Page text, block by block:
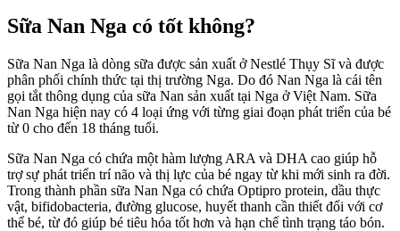
Giới
thiệu
Nan
Nga
và
Việt
Sữa Nan Nga có tốt không?
Sữa Nan Nga là dòng sữa được sản xuất ở Nestlé Thụy Sĩ và được
phân phối chính thức tại thị trường Nga. Do đó Nan Nga là cái tên
gọi tắt thông dụng của sữa Nan sản xuất tại Nga ở Việt Nam. Sữa
Nan Nga hiện nay có 4 loại ứng với từng giai đoạn phát triển của bé
từ 0 cho đến 18 tháng tuổi.
Sữa Nan Nga có chứa một hàm lượng ARA và DHA cao giúp hỗ
trợ sự phát triển trí não và thị lực của bé ngay từ khi mới sinh ra đời.
Trong thành phần sữa Nan Nga có chứa Optipro protein, dầu thực
vật, bifidobacteria, đường glucose, huyết thanh cần thiết đối với cơ
thể bé, từ đó giúp bé tiêu hóa tốt hơn và hạn chế tình trạng táo bón.